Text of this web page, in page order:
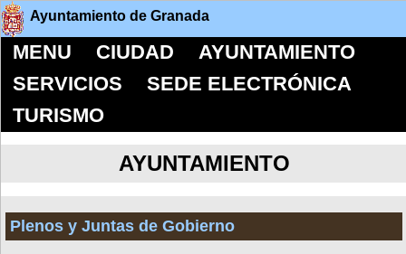
Ayuntamiento de Granada
MENU CIUDAD
AYUNTAMIENTO
SERVICIOS
SEDE ELECTRÓNICA
TURISMO
AYUNTAMIENTO
Plenos y Juntas de Gobierno